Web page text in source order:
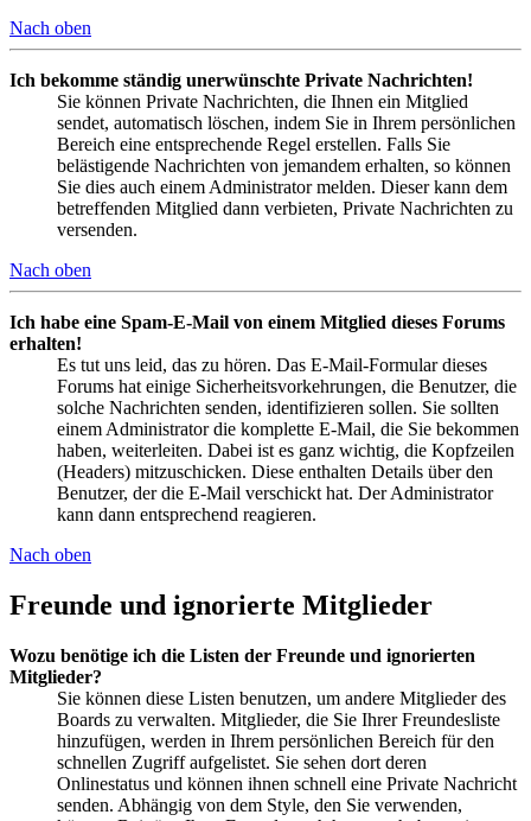
Nach oben
Ich bekomme ständig unerwünschte Private Nachrichten!
Sie können Private Nachrichten, die Ihnen ein Mitglied
sendet, automatisch löschen, indem Sie in Ihrem persönlichen
Bereich eine entsprechende Regel erstellen. Falls Sie
belästigende Nachrichten von jemandem erhalten, so können
Sie dies auch einem Administrator melden. Dieser kann dem
betreffenden Mitglied dann verbieten, Private Nachrichten zu
versenden.
Nach oben
Ich habe eine Spam-E-Mail von einem Mitglied dieses Forums
erhalten!
Es tut uns leid, das zu hören. Das E-Mail-Formular dieses
Forums hat einige Sicherheitsvorkehrungen, die Benutzer, die
solche Nachrichten senden, identifizieren sollen. Sie sollten
einem Administrator die komplette E-Mail, die Sie bekommen
haben, weiterleiten. Dabei ist es ganz wichtig, die Kopfzeilen
(Headers) mitzuschicken. Diese enthalten Details über den
Benutzer, der die E-Mail verschickt hat. Der Administrator
kann dann entsprechend reagieren.
Nach oben
Freunde und ignorierte Mitglieder
Wozu benötige ich die Listen der Freunde und ignorierten
Mitglieder?
Sie können diese Listen benutzen, um andere Mitglieder des
Boards zu verwalten. Mitglieder, die Sie Ihrer Freundesliste
hinzufügen, werden in Ihrem persönlichen Bereich für den
schnellen Zugriff aufgelistet. Sie sehen dort deren
Onlinestatus und können ihnen schnell eine Private Nachricht
senden. Abhängig von dem Style, den Sie verwenden,